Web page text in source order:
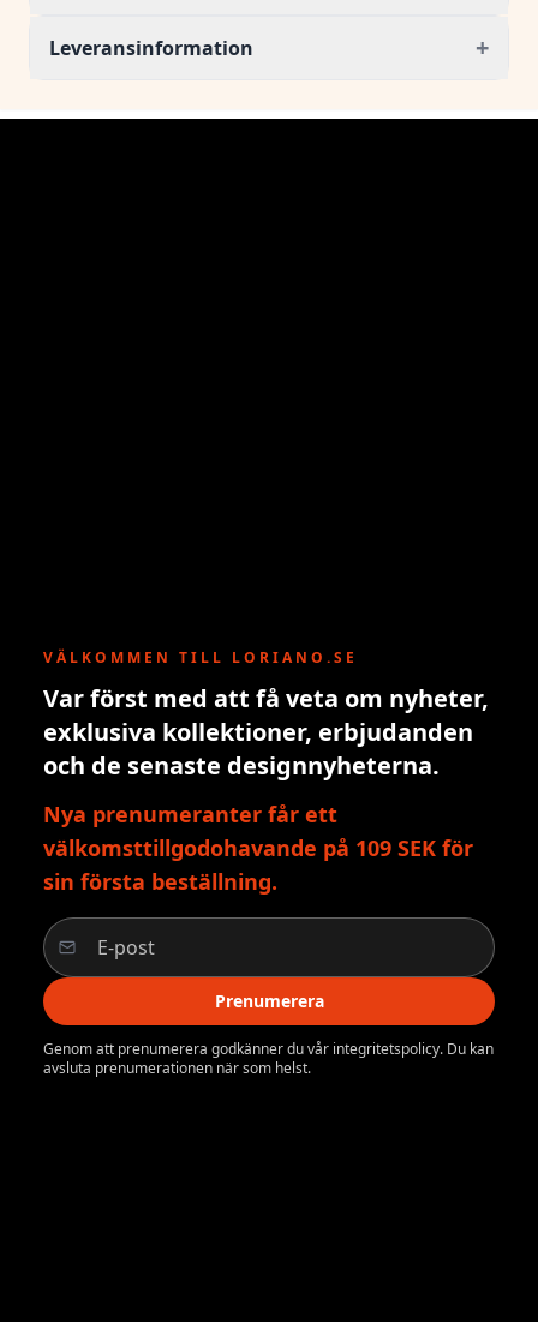
Leveransinformation +
VÄLKOMMEN TILL LORIANO.SE
Var först med att få veta om nyheter,
exklusiva kollektioner, erbjudanden
och de senaste designnyheterna.
Nya prenumeranter får ett
välkomsttillgodohavande på 109 SEK för
sin första beställning.
Prenumerera
Genom att prenumerera godkänner du vår integritetspolicy. Du kan
avsluta prenumerationen när som helst.